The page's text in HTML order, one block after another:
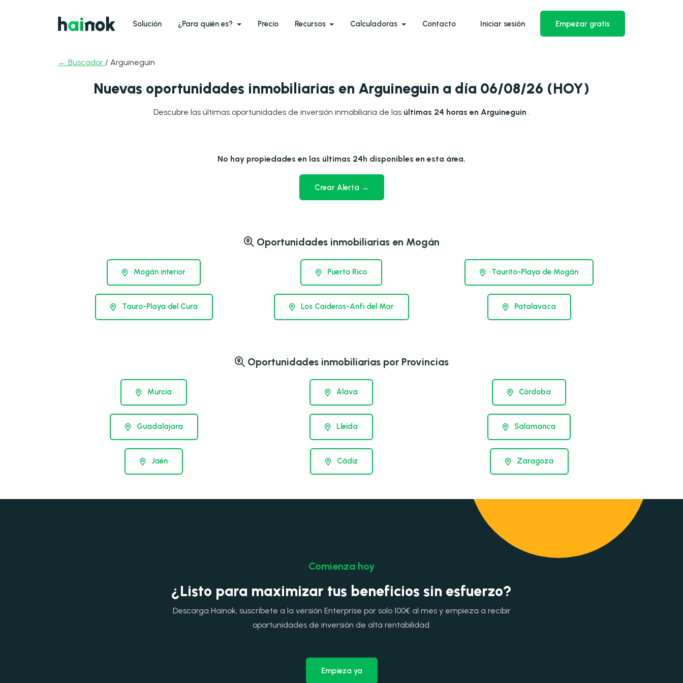
Solución ¿Para quién es? Precio Recursos Calculadoras Contacto Iniciar sesión Empezar gratis
← Buscador / Arguineguin
Nuevas oportunidades inmobiliarias en Arguineguin a día 06/08/26 (HOY)
Descubre las últimas oportunidades de inversión inmobiliaria de las últimas 24 horas en Arguineguin .
No hay propiedades en las últimas 24h disponibles en esta área.
Crear Alerta →
Oportunidades inmobiliarias en Mogán
Mogán interior Puerto Rico Taurito-Playa de Mogán
Tauro-Playa del Cura Los Caideros-Anfi del Mar Patalavaca
Oportunidades inmobiliarias por Provincias
Murcia Álava Córdoba
Guadalajara Lleida Salamanca
Jaén Cádiz Zaragoza
Comienza hoy
¿Listo para maximizar tus beneficios sin esfuerzo?
Descarga Hainok, suscríbete a la versión Enterprise por solo 100€ al mes y empieza a recibir
oportunidades de inversión de alta rentabilidad.
Empieza ya